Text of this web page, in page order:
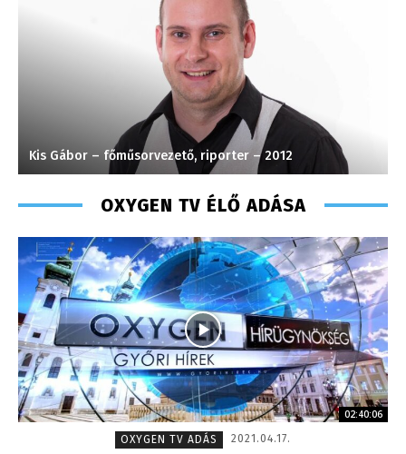
Kis Gábor – főműsorvezető, riporter – 2012
OXYGEN TV ÉLŐ ADÁSA
02:40:06
OXYGEN TV ADÁS
2021.04.17.